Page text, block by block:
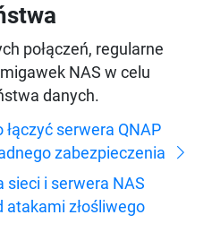
połączeń, regularne
NAS w celu
danych.
serwera QNAP
zabezpieczenia
sieci i serwera NAS
atakami złośliwego